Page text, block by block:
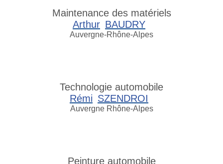
Maintenance des matériels
Arthur BAUDRY
Auvergne-Rhône-Alpes
Technologie automobile
Rémi SZENDROI
Auvergne Rhône-Alpes
Peinture automobile